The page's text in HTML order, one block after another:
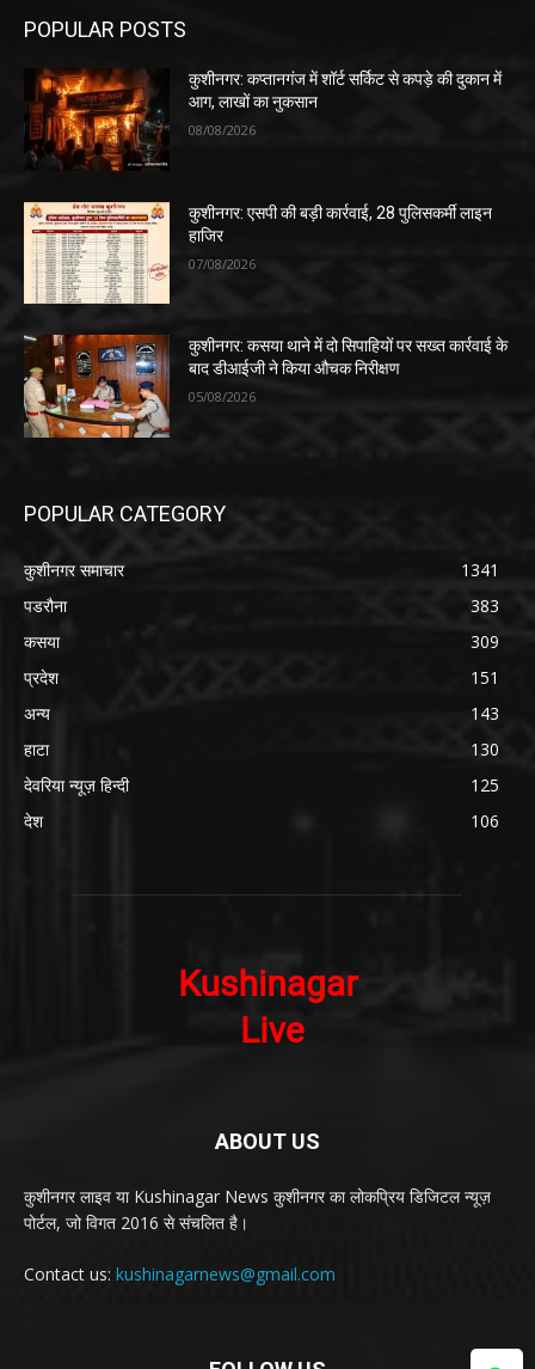
POPULAR POSTS
कुशीनगर: कप्तानगंज में शॉर्ट सर्किट से कपड़े की दुकान में
आग, लाखों का नुकसान
08/08/2026
कुशीनगर: एसपी की बड़ी कार्रवाई, 28 पुलिसकर्मी लाइन
हाजिर
07/08/2026
कुशीनगर: कसया थाने में दो सिपाहियों पर सख्त कार्रवाई के
बाद डीआईजी ने किया औचक निरीक्षण
05/08/2026
POPULAR CATEGORY
कुशीनगर समाचार
1341
पडरौना
383
कसया
309
प्रदेश
151
अन्य
143
हाटा
130
देवरिया न्यूज़ हिन्दी
125
देश
106
ABOUT US
कुशीनगर लाइव या Kushinagar News कुशीनगर का लोकप्रिय डिजिटल न्यूज़
पोर्टल, जो विगत 2016 से संचलित है।
Contact us: kushinagarnews@gmail.com